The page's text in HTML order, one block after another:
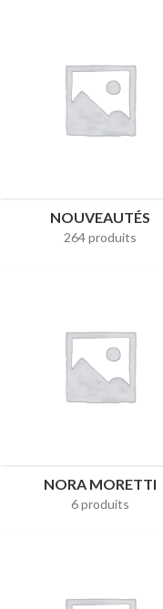
NOUVEAUTÉS
264 produits
NORA MORETTI
6 produits